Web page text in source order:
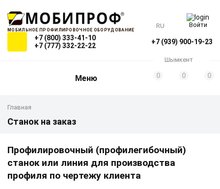
МОБИЛЬНОЕ ПРОФИЛИРОВОЧНОЕ ОБОРУДОВАНИЕ
+7 (800) 333-41-10
+7 (777) 332-22-22
+7 (939) 900-19-23
RU Войти
Шымкент
Меню 0 0 0
Главная
Станок на заказ
Профилировочный (профилегибочный)
станок или линия для производства
профиля по чертежу клиента